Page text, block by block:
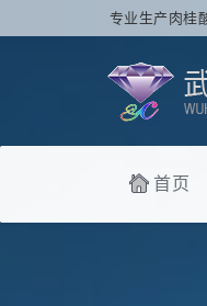
专业生产肉桂
首页